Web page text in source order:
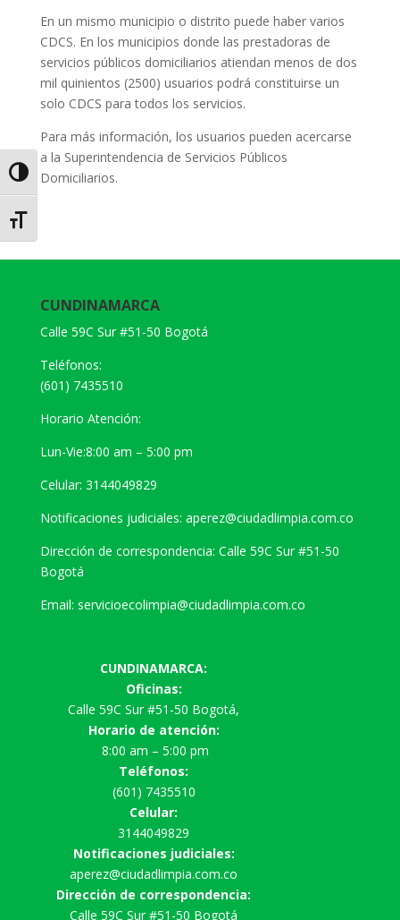
Alternar alto contraste
Alternar tamaño de letra
En un mismo municipio o distrito puede haber varios
CDCS. En los municipios donde las prestadoras de
servicios públicos domiciliarios atiendan menos de dos
mil quinientos (2500) usuarios podrá constituirse un
solo CDCS para todos los servicios.
Para más información, los usuarios pueden acercarse
a la Superintendencia de Servicios Públicos
Domiciliarios.
CUNDINAMARCA
Calle 59C Sur #51-50 Bogotá
Teléfonos:
(601) 7435510
Horario Atención:
Lun-Vie:8:00 am – 5:00 pm
Celular: 3144049829
Notificaciones judiciales: aperez@ciudadlimpia.com.co
Dirección de correspondencia: Calle 59C Sur #51-50
Bogotá
Email: servicioecolimpia@ciudadlimpia.com.co
CUNDINAMARCA:
Oficinas:
Calle 59C Sur #51-50 Bogotá,
Horario de atención:
8:00 am – 5:00 pm
Teléfonos:
(601) 7435510
Celular:
3144049829
Notificaciones judiciales:
aperez@ciudadlimpia.com.co
Dirección de correspondencia:
Calle 59C Sur #51-50 Bogotá